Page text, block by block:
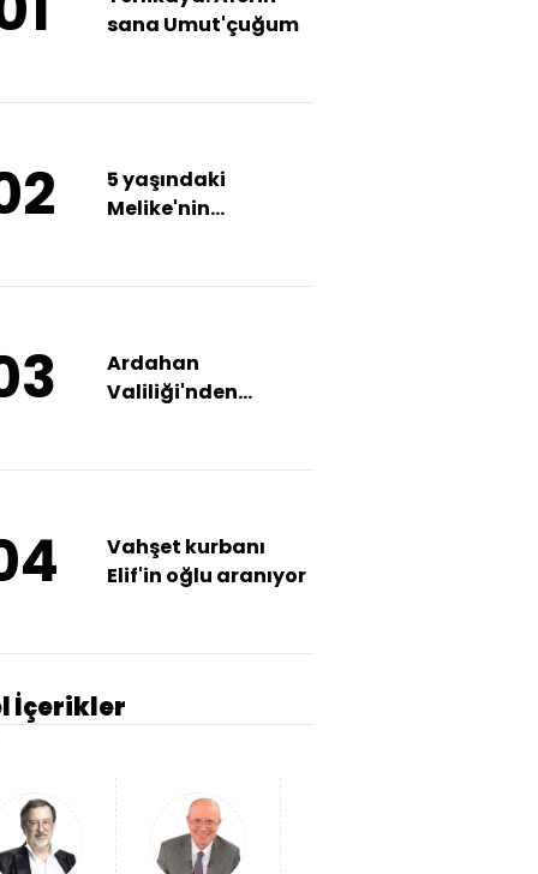
İçerikler
sana Umut'çuğum
5 yaşındaki
Melike'nin
ifade!
Ardahan
Valiliği'nden
Vahşet kurbanı
Elif'in oğlu aranıyor